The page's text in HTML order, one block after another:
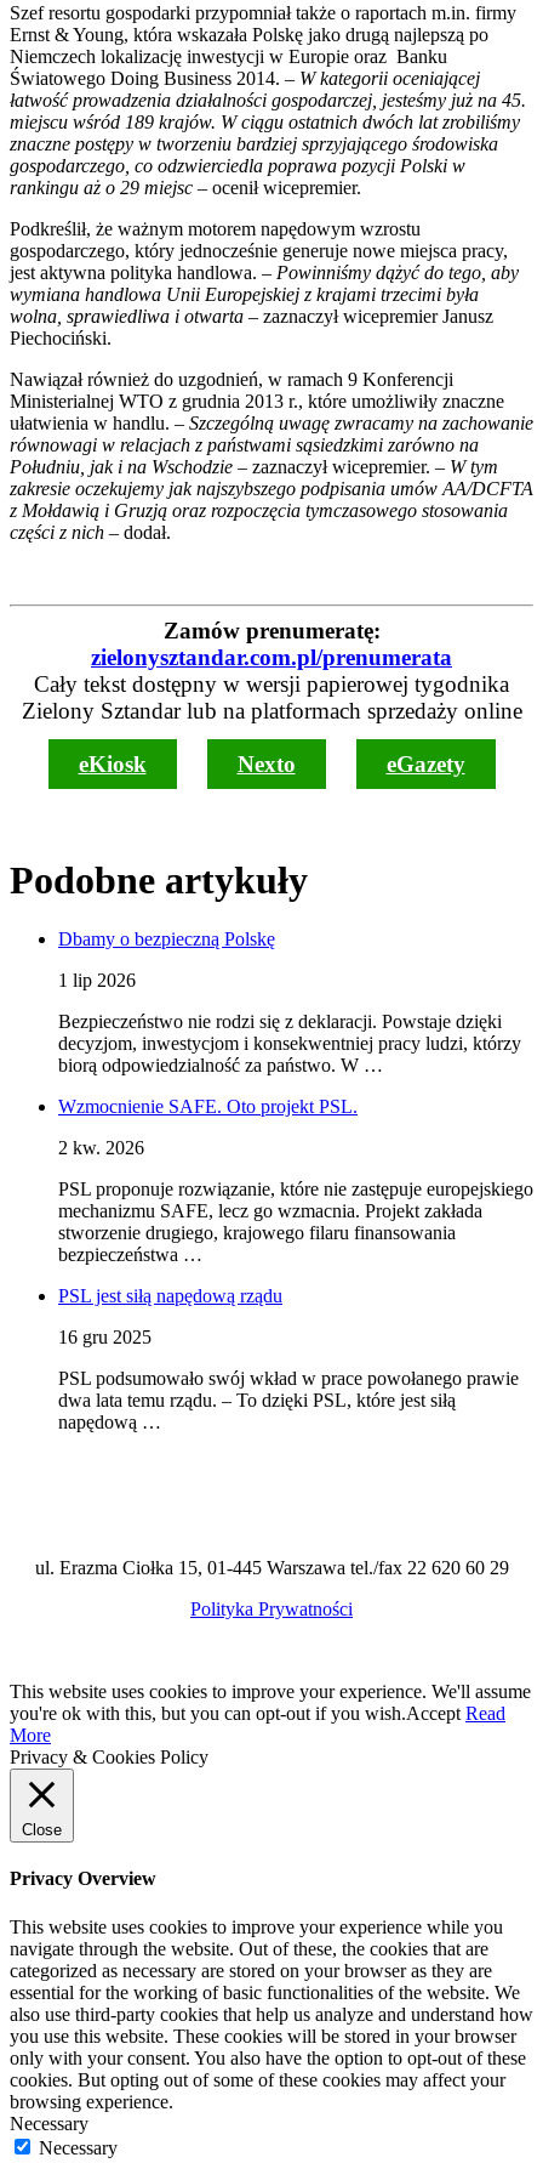
Szef resortu gospodarki przypomniał także o raportach m.in. firmy
Ernst & Young, która wskazała Polskę jako drugą najlepszą po
Niemczech lokalizację inwestycji w Europie oraz Banku
Światowego Doing Business 2014. – W kategorii oceniającej
łatwość prowadzenia działalności gospodarczej, jesteśmy już na 45.
miejscu wśród 189 krajów. W ciągu ostatnich dwóch lat zrobiliśmy
znaczne postępy w tworzeniu bardziej sprzyjającego środowiska
gospodarczego, co odzwierciedla poprawa pozycji Polski w
rankingu aż o 29 miejsc – ocenił wicepremier.
Podkreślił, że ważnym motorem napędowym wzrostu
gospodarczego, który jednocześnie generuje nowe miejsca pracy,
jest aktywna polityka handlowa. – Powinniśmy dążyć do tego, aby
wymiana handlowa Unii Europejskiej z krajami trzecimi była
wolna, sprawiedliwa i otwarta – zaznaczył wicepremier Janusz
Piechociński.
Nawiązał również do uzgodnień, w ramach 9 Konferencji
Ministerialnej WTO z grudnia 2013 r., które umożliwiły znaczne
ułatwienia w handlu. – Szczególną uwagę zwracamy na zachowanie
równowagi w relacjach z państwami sąsiedzkimi zarówno na
Południu, jak i na Wschodzie – zaznaczył wicepremier. – W tym
zakresie oczekujemy jak najszybszego podpisania umów AA/DCFTA
z Mołdawią i Gruzją oraz rozpoczęcia tymczasowego stosowania
części z nich – dodał.
Zamów prenumeratę:
zielonysztandar.com.pl/prenumerata
Cały tekst dostępny w wersji papierowej tygodnika
Zielony Sztandar lub na platformach sprzedaży online
eKiosk Nexto eGazety
Podobne artykuły
Dbamy o bezpieczną Polskę
1 lip 2026
Bezpieczeństwo nie rodzi się z deklaracji. Powstaje dzięki
decyzjom, inwestycjom i konsekwentniej pracy ludzi, którzy
biorą odpowiedzialność za państwo. W …
Wzmocnienie SAFE. Oto projekt PSL.
2 kw. 2026
PSL proponuje rozwiązanie, które nie zastępuje europejskiego
mechanizmu SAFE, lecz go wzmacnia. Projekt zakłada
stworzenie drugiego, krajowego filaru finansowania
bezpieczeństwa …
PSL jest siłą napędową rządu
16 gru 2025
PSL podsumowało swój wkład w prace powołanego prawie
dwa lata temu rządu. – To dzięki PSL, które jest siłą
napędową …
ul. Erazma Ciołka 15, 01-445 Warszawa tel./fax 22 620 60 29
Polityka Prywatności
This website uses cookies to improve your experience. We'll assume
you're ok with this, but you can opt-out if you wish.Accept Read
More
Privacy & Cookies Policy
Close
Privacy Overview
This website uses cookies to improve your experience while you
navigate through the website. Out of these, the cookies that are
categorized as necessary are stored on your browser as they are
essential for the working of basic functionalities of the website. We
also use third-party cookies that help us analyze and understand how
you use this website. These cookies will be stored in your browser
only with your consent. You also have the option to opt-out of these
cookies. But opting out of some of these cookies may affect your
browsing experience.
Necessary
Necessary